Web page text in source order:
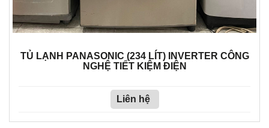
TỦ LẠNH PANASONIC (234 LÍT) INVERTER CÔNG
NGHỆ TIẾT KIỆM ĐIỆN
Liên hệ